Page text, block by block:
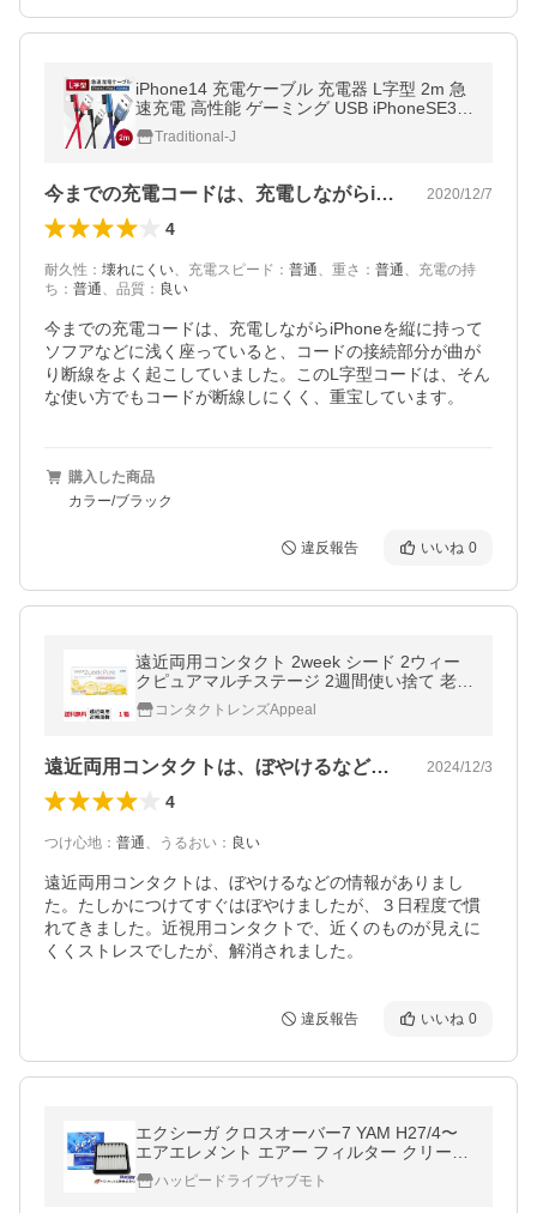
iPhone14 充電ケーブル 充電器 L字型 2m 急
速充電 高性能 ゲーミング USB iPhoneSE3 i
Phone13 iPhone12 iPhone各種 リバーシブ
ル コード J-remind 90日保証
Traditional-J
今までの充電コードは、充電しながらiP… 2020/12/7
4
耐久性 ： 壊れにくい、 充電スピード ： 普通、 重さ ： 普通、 充電の持
ち ： 普通、 品質 ： 良い
今までの充電コードは、充電しながらiPhoneを縦に持って
ソフアなどに浅く座っていると、コードの接続部分が曲が
り断線をよく起こしていました。このL字型コードは、そん
な使い方でもコードが断線しにくく、重宝しています。
購入した商品
カラー/ブラック
違反報告 いいね 0
遠近両用コンタクト 2week シード 2ウィー
クピュアマルチステージ 2週間使い捨て 老眼
用 コンタクトレンズ 送料無料 SEED
コンタクトレンズAppeal
遠近両用コンタクトは、ぼやけるなどの情… 2024/12/3
4
つけ心地 ： 普通、 うるおい ： 良い
遠近両用コンタクトは、ぼやけるなどの情報がありまし
た。たしかにつけてすぐはぼやけましたが、３日程度で慣
れてきました。近視用コンタクトで、近くのものが見えに
くくストレスでしたが、解消されました。
違反報告 いいね 0
エクシーガ クロスオーバー7 YAM H27/4〜
エアエレメント エアー フィルター クリーナ
ー パシフィック工業 BlueWay AX-8617
ハッピードライブヤブモト